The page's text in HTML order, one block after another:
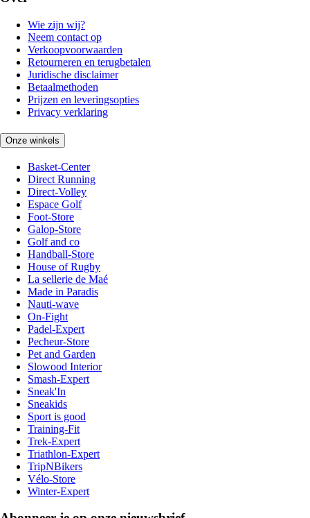
Wie zijn wij?
Neem contact op
Verkoopvoorwaarden
Retourneren en terugbetalen
Juridische disclaimer
Betaalmethoden
Prijzen en leveringsopties
Privacy verklaring
Onze winkels
Basket-Center
Direct Running
Direct-Volley
Espace Golf
Foot-Store
Galop-Store
Golf and co
Handball-Store
House of Rugby
La sellerie de Maé
Made in Paradis
Nauti-wave
On-Fight
Padel-Expert
Pecheur-Store
Pet and Garden
Slowood Interior
Smash-Expert
Sneak'In
Sneakids
Sport is good
Training-Fit
Trek-Expert
Triathlon-Expert
TripNBikers
Vélo-Store
Winter-Expert